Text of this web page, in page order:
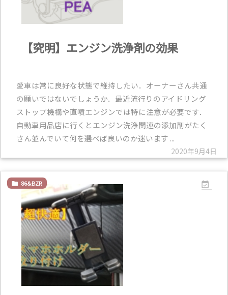
2020年9月4日
【究明】エンジン洗浄剤の効果
愛車は常に良好な状態で維持したい．オーナーさん共通
の願いではないでしょうか．最近流行りのアイドリング
ストップ機構や直噴エンジンでは特に注意が必要です．
自動車用品店に行くとエンジン洗浄関連の添加剤がたく
さん並んでいて何を選べば良いのか迷います ...

 86&BZR